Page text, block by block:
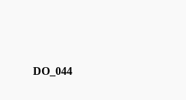
DO_044Media